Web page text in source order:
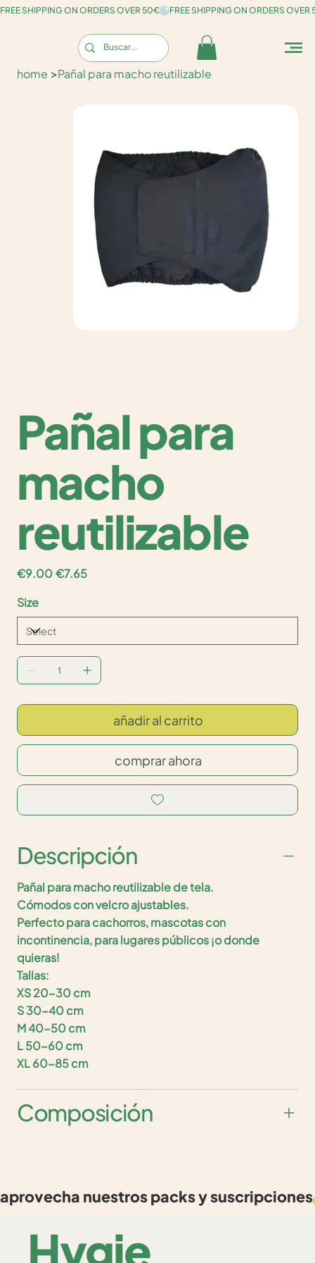
FREE SHIPPING ON ORDERS OVER 50€
home >Pañal para macho reutilizable
Pañal para
macho
reutilizable
Original
price
€9.00
Sale
price
€7.65
Size
añadir al carrito
comprar ahora
Descripción
Pañal para macho reutilizable de tela.
Cómodos con velcro ajustables.
Perfecto para cachorros, mascotas con
incontinencia, para lugares públicos ¡o donde
quieras!
Tallas:
XS 20-30 cm
S 30-40 cm
M 40-50 cm
L 50-60 cm
XL 60-85 cm
Composición
aprovecha nuestros packs y suscripciones
Hygie